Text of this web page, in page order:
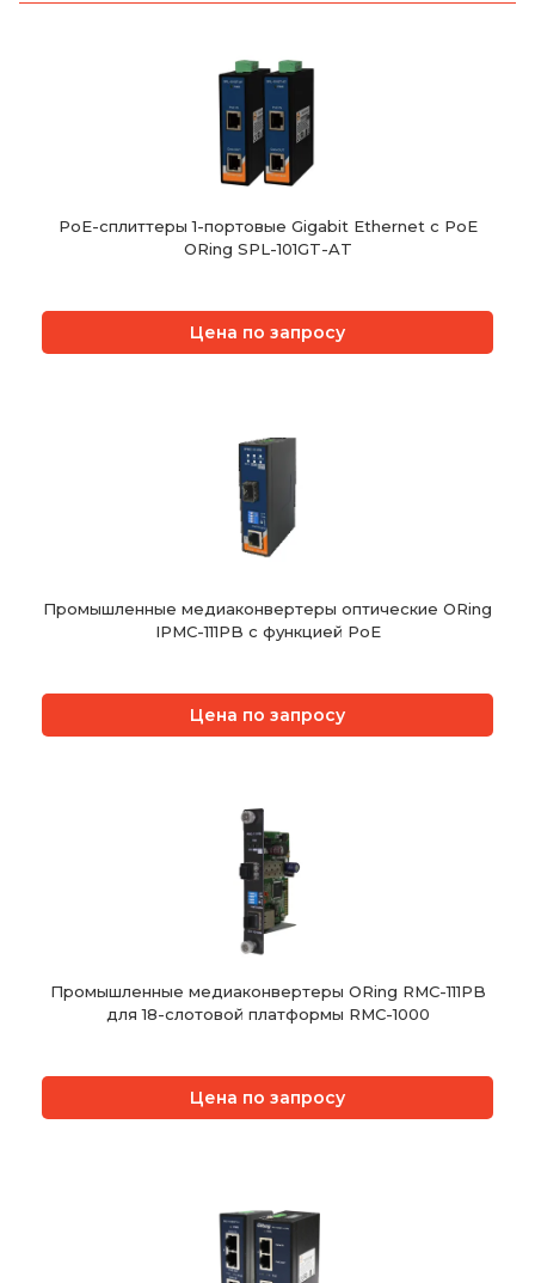
PoE-сплиттеры 1-портовые Gigabit Ethernet с PoE
ORing SPL-101GT-AT
Цена по запросу
Промышленные медиаконвертеры оптические ORing
IPMC-111PB с функцией PoE
Цена по запросу
Промышленные медиаконвертеры ORing RMC-111PB
для 18-слотовой платформы RMC-1000
Цена по запросу